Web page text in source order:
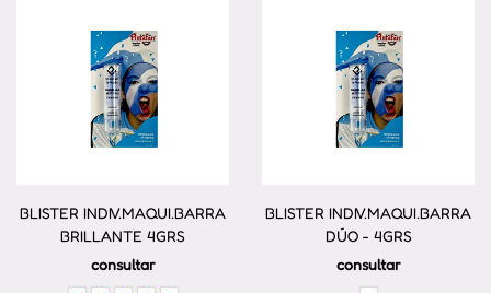
BLISTER INDIV.MAQUI.BARRA
BRILLANTE 4GRS
consultar
BLISTER INDIV.MAQUI.BARRA
DÚO - 4GRS
consultar